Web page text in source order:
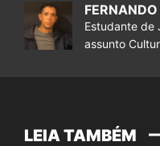
Estudante de
assunto
LEIA TAMBÉM